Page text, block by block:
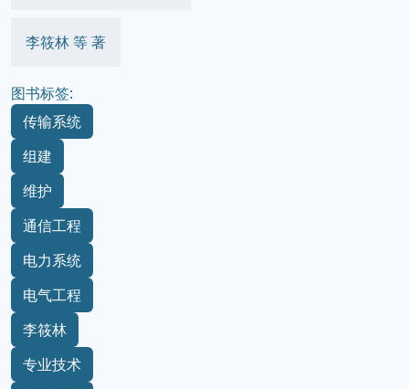
李筱林 等 著
图书标签:
传输系统
组建
维护
通信工程
电力系统
电气工程
李筱林
专业技术